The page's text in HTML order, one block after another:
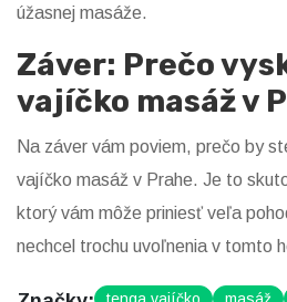
úžasnej masáže.
Záver: Prečo
vajíčko masáž v
Na záver vám poviem, prečo by
vajíčko masáž v Prahe. Je to
ktorý vám môže priniesť veľa
nechcel trochu uvoľnenia v tomto